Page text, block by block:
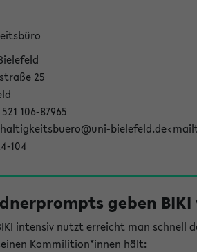
25
106-87965
104
geben
intensiv nutzt erreicht man schnell
Kommilition*innen hält: